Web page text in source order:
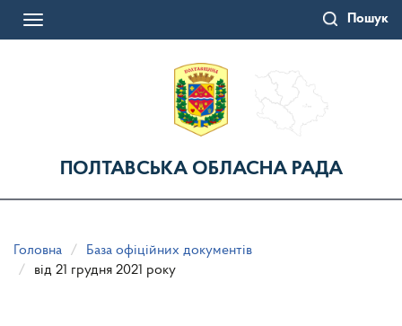
Пошук
Toggle
ПОЛТАВСЬКА ОБЛАСНА РАДА
Головна
База офіційних документів
від 21 грудня 2021 року